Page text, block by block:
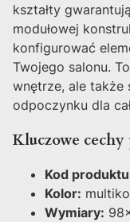
kształty
modułowej
konfigurować
Twojego salonu.
wnętrze, ale także
odpoczynku dla
Kluczowe
Kod
Kolor:
Wymiary: